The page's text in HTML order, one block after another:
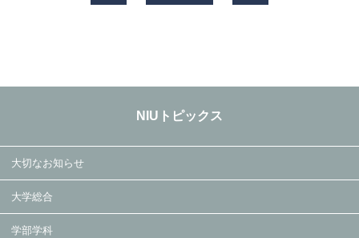
NIUトピックス
大切なお知らせ
大学総合
学部学科